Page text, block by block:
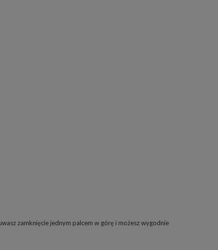
zamknięcie jednym palcem w górę i możesz wygodnie